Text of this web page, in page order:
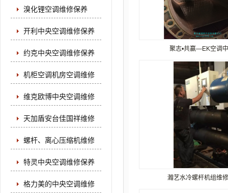
溴化锂空调维修保养
开利中央空调维修保养
约克中央空调维修保养
机柜空调机房空调维修
维克欧博中央空调维修
天加盾安台佳国祥维修
螺杆、离心压缩机维修
特灵中央空调维修保养
格力美的中央空调维修
聚志•共赢—EK空调
瀚艺水冷螺杆机组维